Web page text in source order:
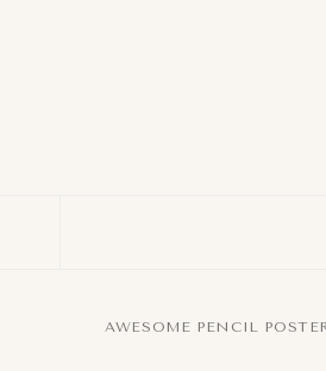
AWESOME PENCIL